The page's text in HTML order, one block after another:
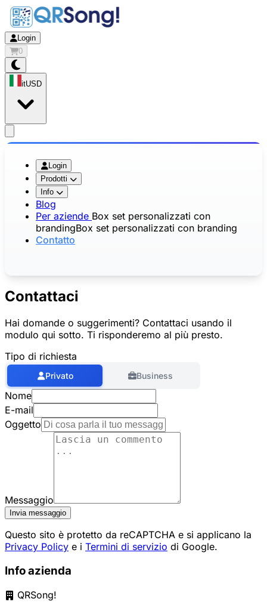
Login
0
itUSD
Login
Prodotti
Info
Blog
Per aziende Box set personalizzati con
brandingBox set personalizzati con branding
Contatto
Contattaci
Hai domande o suggerimenti? Contattaci usando il
modulo qui sotto. Ti risponderemo al più presto.
Tipo di richiesta
Privato Business
Nome
E-mail
Oggetto
Messaggio
Invia messaggio
Questo sito è protetto da reCAPTCHA e si applicano la
Privacy Policy e i Termini di servizio di Google.
Info azienda
QRSong!